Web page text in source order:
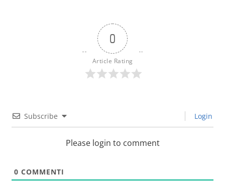
0
Article Rating
Subscribe Login
Please login to comment
0 COMMENTI